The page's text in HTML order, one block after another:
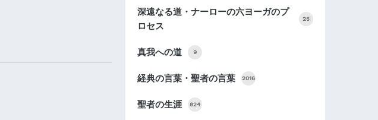
深遠なる道・ナーローの六ヨーガのプ
ロセス
25
真我への道 9
経典の言葉・聖者の言葉 2016
聖者の生涯 824